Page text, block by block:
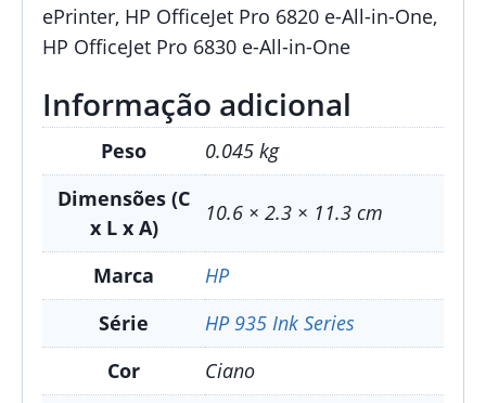
ePrinter, HP OfficeJet Pro 6820 e-All-in-One,
HP OfficeJet Pro 6830 e-All-in-One
Informação adicional
Peso
0.045 kg
Dimensões (C
x L x A)
10.6 × 2.3 × 11.3 cm
Marca
HP
Série
HP 935 Ink Series
Cor
Ciano